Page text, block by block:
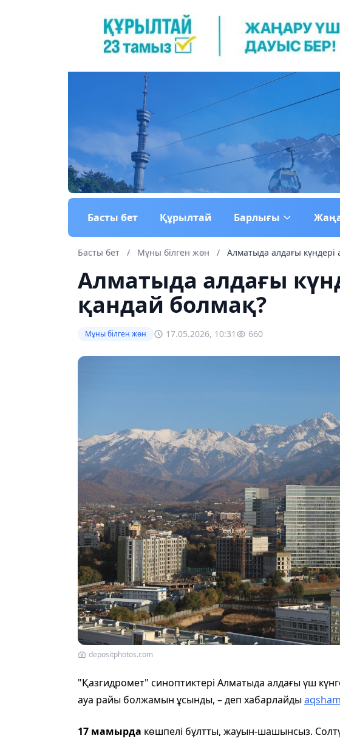
Басты бет Құрылтай Барлығы
Басты бет / Мұны білген жөн / Алматыда алдағы
Алматыда алдағы
қандай болмақ?
Мұны білген жөн 17.05.2026, 10:31 660
depositphotos.com
"Қазгидромет" синоптиктері Алматыда алдағы үш
ауа райы болжамын ұсынды, – деп хабарлайды
17 мамырда көшпелі бұлтты, жауын-шашынсыз.